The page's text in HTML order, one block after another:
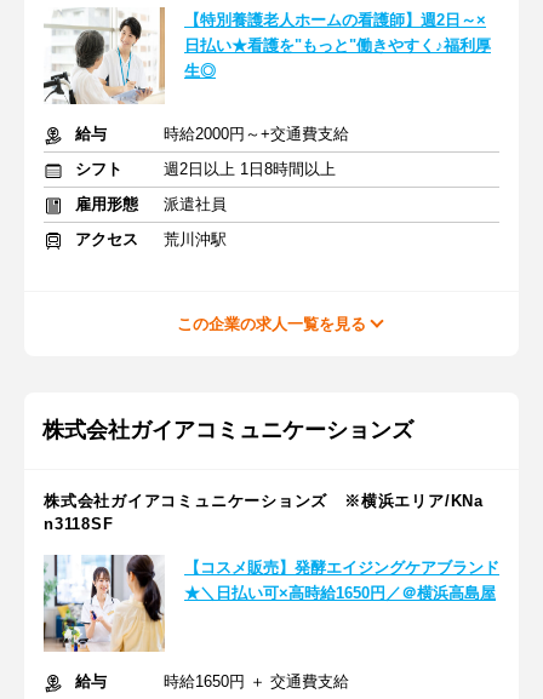
【特別養護老人ホームの看護師】週2日～×
日払い★看護を"もっと"働きやすく♪福利厚
生◎
給与
時給2000円～+交通費支給
シフト
週2日以上 1日8時間以上
雇用形態
派遣社員
アクセス
荒川沖駅
この企業の求人一覧を見る
株式会社ガイアコミュニケーションズ
株式会社ガイアコミュニケーションズ ※横浜エリア/KNa
n3118SF
【コスメ販売】発酵エイジングケアブランド
★＼日払い可×高時給1650円／＠横浜高島屋
給与 時給1650円 ＋ 交通費支給